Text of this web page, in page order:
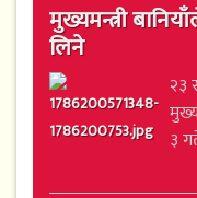
मुख्यमन्त्री
लिने
२३
३